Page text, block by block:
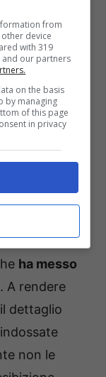
account
un
ha messo
. A rendere
dettaglio
non le
from
device
with 319
and our partners
on the basis
by managing
of this page
in privacy